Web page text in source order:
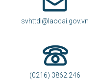
svhttdl@laocai.gov.vn
(0216) 3862.246